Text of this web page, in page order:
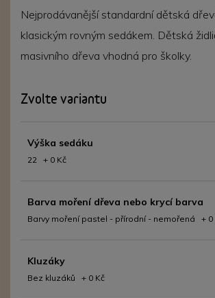
Nejprodávanější standardní dětská
klasickým rovným sedákem. Dětská
masivního dřeva vhodná pro školky.
Zvolte variantu
Výška sedáku
22 + 0 Kč
Barva moření dřeva nebo krycí barva
Barvy moření pastel - přírodní - nemořená + 0
Kluzáky
Bez kluzáků + 0 Kč